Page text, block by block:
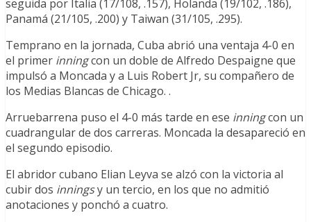
seguida por Italia (17/108, .157), Holanda (19/102, .186),
Panamá (21/105, .200) y Taiwan (31/105, .295).
Temprano en la jornada, Cuba abrió una ventaja 4-0 en
el primer inningcon un doble de Alfredo Despaigne que
impulsó a Moncada y a Luis Robert Jr, su compañero de
los Medias Blancas de Chicago. .
Arruebarrena puso el 4-0 más tarde en ese inningcon un
cuadrangular de dos carreras. Moncada la desapareció en
el segundo episodio.
El abridor cubano Elian Leyva se alzó con la victoria al
cubir dos inningsy un tercio, en los que no admitió
anotaciones y ponchó a cuatro.